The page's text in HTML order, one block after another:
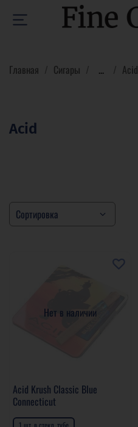
Главная Сигары ... Acid
Acid
Нет в наличии
Acid Krush Classic Blue
Connecticut
1 шт. в стекл. тубе